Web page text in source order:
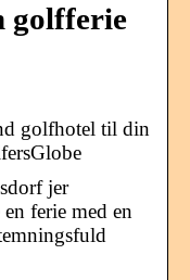
golfferie
golfhotel til din
jer
ferie med en